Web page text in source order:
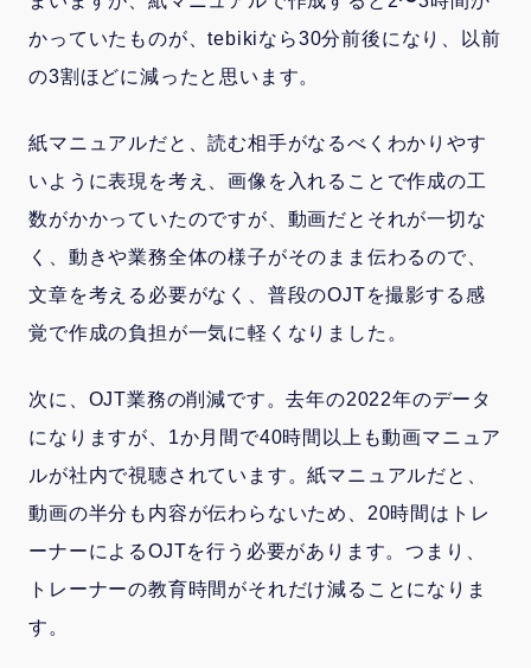
かっていたものが、tebikiなら30分前後になり、以前
の3割ほどに減ったと思います。
紙マニュアルだと、読む相手がなるべくわかりやす
いように表現を考え、画像を入れることで作成の工
数がかかっていたのですが、動画だとそれが一切な
く、動きや業務全体の様子がそのまま伝わるので、
文章を考える必要がなく、普段のOJTを撮影する感
覚で作成の負担が一気に軽くなりました。
次に、OJT業務の削減です。去年の2022年のデータ
になりますが、1か月間で40時間以上も動画マニュア
ルが社内で視聴されています。紙マニュアルだと、
動画の半分も内容が伝わらないため、20時間はトレ
ーナーによるOJTを行う必要があります。つまり、
トレーナーの教育時間がそれだけ減ることになりま
す。